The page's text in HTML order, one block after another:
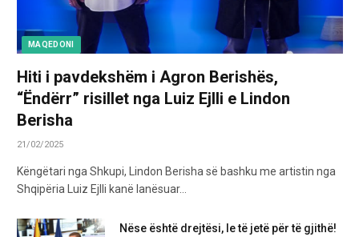
MAQEDONI
Hiti i pavdekshëm i Agron Berishës,
“Ëndërr” risillet nga Luiz Ejlli e Lindon
Berisha
21/02/2025
Këngëtari nga Shkupi, Lindon Berisha së bashku me artistin nga
Shqipëria Luiz Ejlli kanë lanësuar…
Nëse është drejtësi, le të jetë për të gjithë!